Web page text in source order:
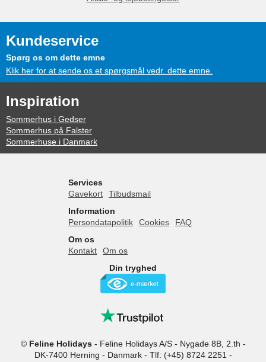
Kundeservice
Spørg os om dette emne
Klik her for at sende os et spørgsmål vedr. dette emne.
Inspiration
Sommerhus i Gedser
Sommerhus på Falster
Sommerhuse i Danmark
Services
Gavekort
Tilbudsmail
Information
Persondatapolitik
Cookies
FAQ
Om os
Kontakt
Om os
Din tryghed
© Feline Holidays- Feline Holidays A/S- Nygade 8B, 2.th -
DK-7400 Herning - Danmark - Tlf: (+45) 8724 2251-